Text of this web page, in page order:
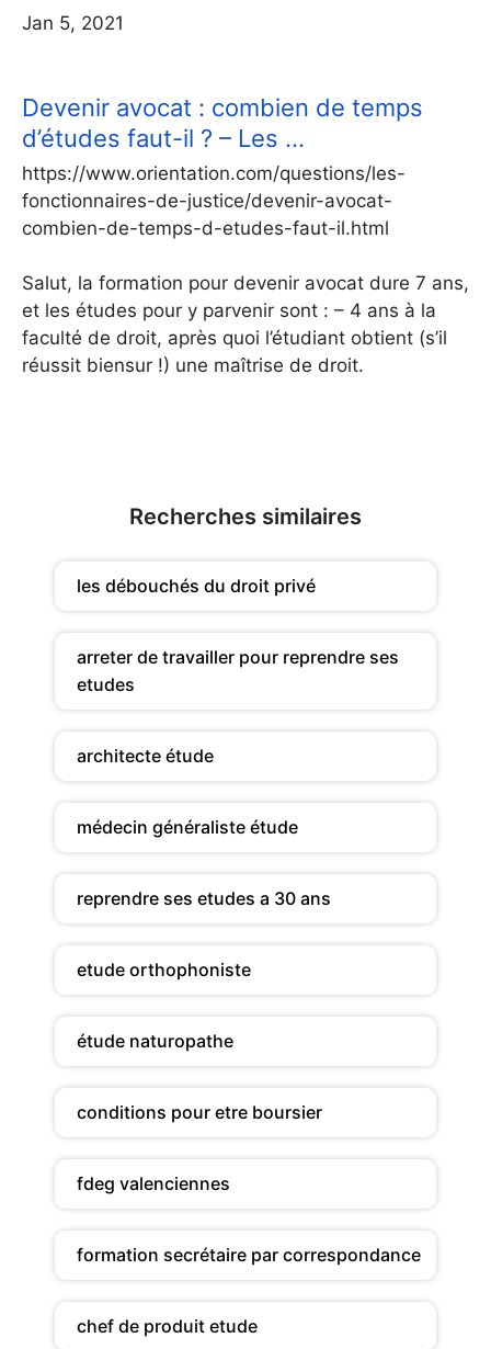
Jan 5, 2021
Devenir avocat : combien de temps
d’études faut-il ? – Les …
https://www.orientation.com/questions/les-
fonctionnaires-de-justice/devenir-avocat-
combien-de-temps-d-etudes-faut-il.html
Salut, la formation pour devenir avocat dure 7 ans,
et les études pour y parvenir sont : – 4 ans à la
faculté de droit, après quoi l’étudiant obtient (s’il
réussit biensur !) une maîtrise de droit.
Recherches similaires
les débouchés du droit privé
arreter de travailler pour reprendre ses
etudes
architecte étude
médecin généraliste étude
reprendre ses etudes a 30 ans
etude orthophoniste
étude naturopathe
conditions pour etre boursier
fdeg valenciennes
formation secrétaire par correspondance
chef de produit etude